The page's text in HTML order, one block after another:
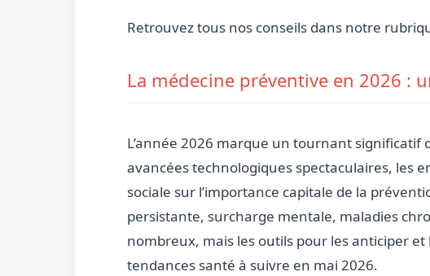
Retrouvez tous nos conseils dans notre
La médecine préventive en 2026 :
L’année 2026 marque un tournant
avancées technologiques spectaculaires, les
sociale sur l’importance capitale de la
persistante, surcharge mentale, maladies
nombreux, mais les outils pour les anticiper et
tendances santé à suivre en mai 2026.